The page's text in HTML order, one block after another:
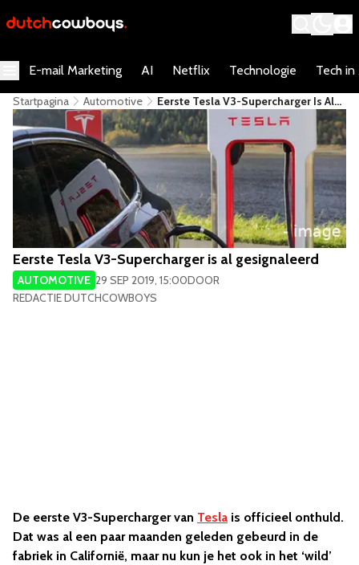
E-mail Marketing AI Netflix Technologie Tech in
Startpagina Automotive
​Eerste Tesla V3-Supercharger Is Al
Gesignaleerd
​Eerste Tesla V3-Supercharger is al gesignaleerd
AUTOMOTIVE 29 SEP 2019, 15:00DOOR
REDACTIE DUTCHCOWBOYS
De eerste V3-Supercharger van Tesla is officieel onthuld.
Dat was al een paar maanden geleden gebeurd in de
fabriek in Californië, maar nu kun je het ook in het ‘wild’